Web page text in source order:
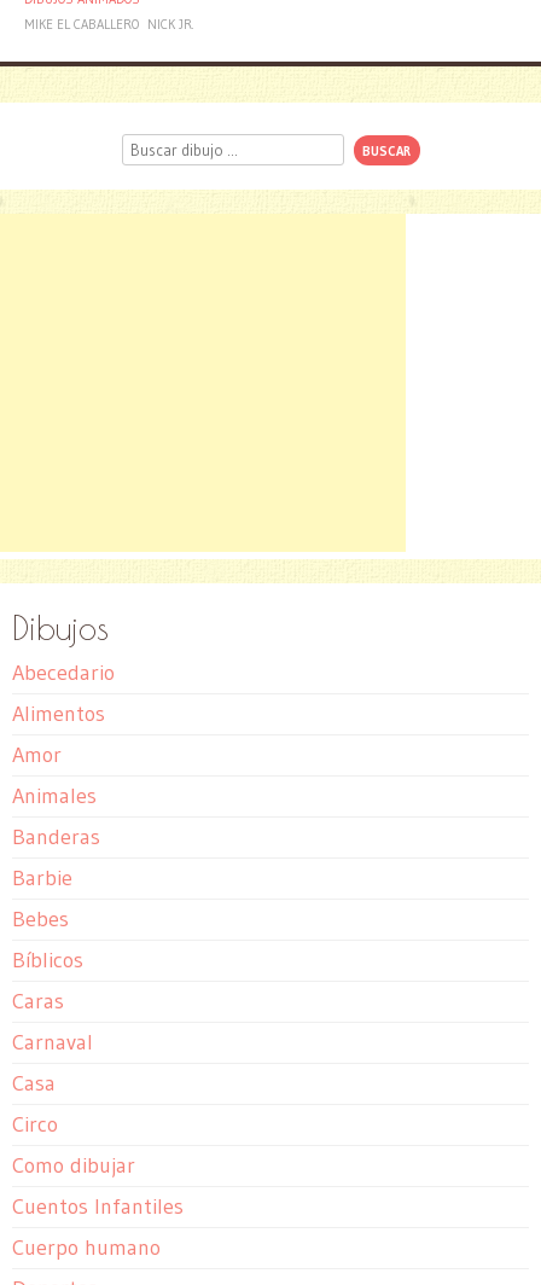
MIKE EL CABALLERO NICK JR.
Buscar
Dibujos
Abecedario
Alimentos
Amor
Animales
Banderas
Barbie
Bebes
Bíblicos
Caras
Carnaval
Casa
Circo
Como dibujar
Cuentos Infantiles
Cuerpo humano